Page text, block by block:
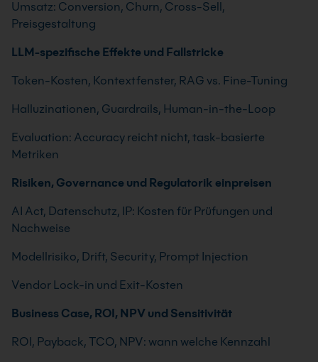
Umsatz: Conversion, Churn, Cross-Sell,
Preisgestaltung
LLM-spezifische Effekte und Fallstricke
Token-Kosten, Kontextfenster, RAG vs. Fine-Tuning
Halluzinationen, Guardrails, Human-in-the-Loop
Evaluation: Accuracy reicht nicht, task-basierte
Metriken
Risiken, Governance und Regulatorik einpreisen
AI Act, Datenschutz, IP: Kosten für Prüfungen und
Nachweise
Modellrisiko, Drift, Security, Prompt Injection
Vendor Lock-in und Exit-Kosten
Business Case, ROI, NPV und Sensitivität
ROI, Payback, TCO, NPV: wann welche Kennzahl